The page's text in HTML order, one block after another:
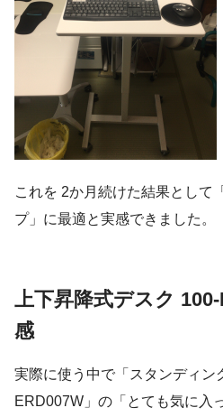
これを 2か月続けた結果として
プ」に最適と実感できました。
上下昇降式デスク
感
実際に使う中で「スタンディン
ERD007W」の「とても気に入